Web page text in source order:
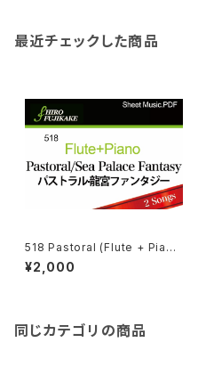
最近チェックした商品
518 Pastoral (Flute + Pian
o)
¥2,000
同じカテゴリの商品